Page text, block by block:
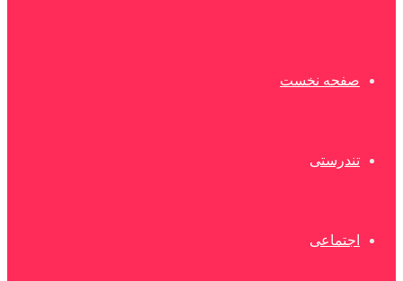
صفحه نخست
تندرستی
اجتماعی